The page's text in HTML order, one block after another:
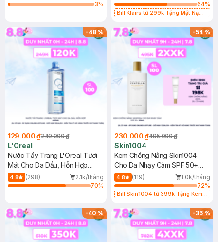
3%
64%
Bill Klairs từ 299k Tặng Mặt Nạ
25ml (SL Có Hạn)
-48%
129.000 ₫249.000 ₫
L'Oreal
Nước Tẩy Trang L'Oreal Tươi
Mát Cho Da Dầu, Hỗn Hợp
400ml
4.8 (298)
2.1k/tháng
70%
-54%
230.000 ₫495.000 ₫
Skin1004
Kem Chống Nắng Skin1004
Cho Da Nhạy Cảm SPF 50+
50ml
4.8 (119)
1.0k/tháng
72%
Bill Skin1004 từ 399k Tặng Kem
SPF 50+ 20ml (SL Có Hạn)
-40% -36%